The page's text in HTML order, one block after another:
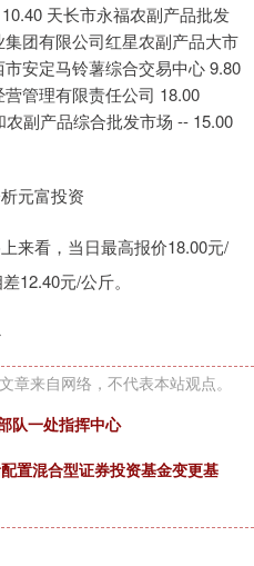
天长市永福农副产品批发
团有限公司红星农副产品大市
安定马铃薯综合交易中心 9.80
管理有限责任公司 18.00
副产品综合批发市场 -- 15.00
元富投资
来看，当日最高报价18.00元/
12.40元/公斤。
章来自网络，不代表本站观点。
队一处指挥中心
置混合型证券投资基金变更基